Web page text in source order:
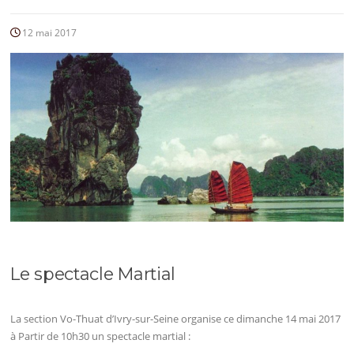
12 mai 2017
Le spectacle Martial
La section Vo-Thuat d’Ivry-sur-Seine organise ce dimanche 14 mai 2017
à Partir de 10h30 un spectacle martial :